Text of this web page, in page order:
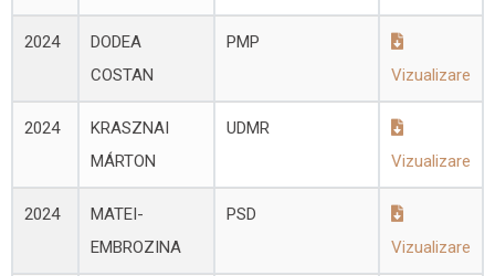
2024
DODEA
COSTAN
PMP
Vizualizare
2024
KRASZNAI
MÁRTON
UDMR
Vizualizare
2024
MATEI-
EMBROZINA
PSD
Vizualizare